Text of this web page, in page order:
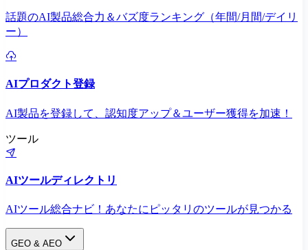
話題のAI製品総合力＆バズ度ランキング（年間/月間/デイリ
ー）
AIプロダクト登録
AI製品を登録して、認知度アップ＆ユーザー獲得を加速！
ツール
AIツールディレクトリ
AIツール総合ナビ！あなたにピッタリのツールが見つかる
GEO & AEO